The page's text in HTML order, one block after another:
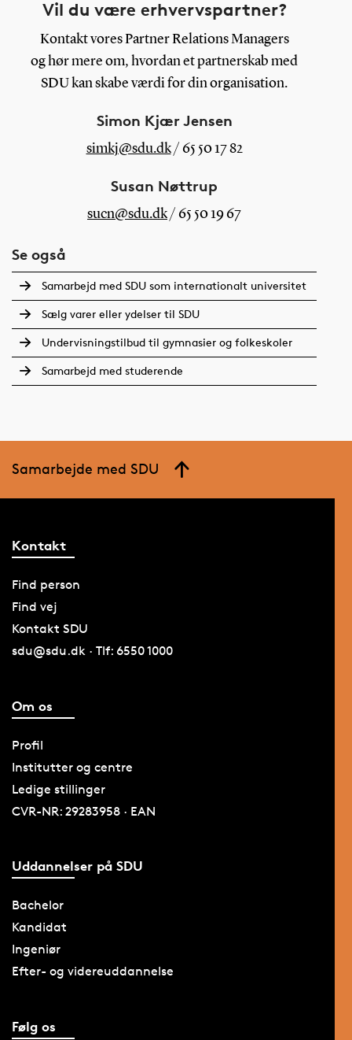
Vil du være erhvervspartner?
Kontakt vores Partner Relations Managers
og hør mere om, hvordan et partnerskab med
SDU kan skabe værdi for din organisation.
Simon Kjær Jensen
simkj@sdu.dk/ 65 50 17 82
Susan Nøttrup
sucn@sdu.dk / 65 50 19 67
Se også
Samarbejd med SDU som internationalt universitet
Sælg varer eller ydelser til SDU
Undervisningstilbud til gymnasier og folkeskoler
Samarbejd med studerende
Samarbejde med SDU
Kontakt
Find person
Find vej
Kontakt SDU
sdu@sdu.dk · Tlf: 6550 1000
Om os
Profil
Institutter og centre
Ledige stillinger
CVR-NR: 29283958 · EAN
Uddannelser på SDU
Bachelor
Kandidat
Ingeniør
Efter- og videreuddannelse
Følg os